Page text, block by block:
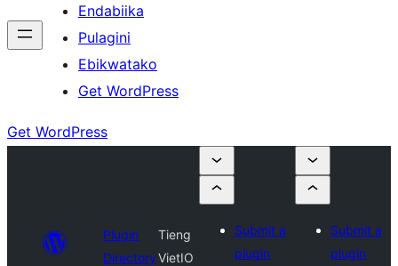
Endabiika
Pulagini
Ebikwatako
Get WordPress
Get WordPress
Plugin
Directory
Tieng
VietIO
Submit a
plugin
Submit a
plugin